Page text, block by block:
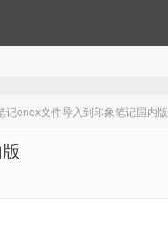
记enex文件导入到印象笔记国内版